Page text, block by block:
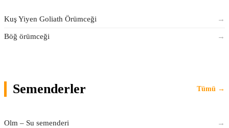
Kuş Yiyen Goliath Örümceği →
Böğ örümceği →
Semenderler Tümü →
Olm – Su semenderi →